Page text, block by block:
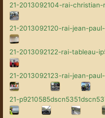
21-2013092104-rai-
21-2013092120-rai-jean-
21-2013092122-rai-tableau-
21-2013092123-rai-jean-
21-p9210585dscn5351